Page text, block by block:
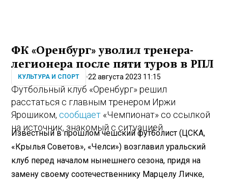
ФК «Оренбург» уволил тренера-
легионера после пяти туров в РПЛ
КУЛЬТУРА И СПОРТ 22 августа 2023 11:15
Футбольный клуб «Оренбург» решил
расстаться с главным тренером Иржи
Ярошиком, сообщает «Чемпионат» со ссылкой
на источник, знакомый с ситуацией.
Известный в прошлом чешский футболист (ЦСКА,
«Крылья Советов», «Челси») возглавил уральский
клуб перед началом нынешнего сезона, придя на
замену своему соотечественнику Марцелу Личке,